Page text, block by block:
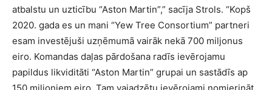
atbalstu un uzticību “Aston Martin”,” sacīja Strols. “Kopš
2020. gada es un mani “Yew Tree Consortium” partneri
esam investējuši uzņēmumā vairāk nekā 700 miljonus
eiro. Komandas daļas pārdošana radīs ievērojamu
papildus likviditāti “Aston Martin” grupai un sastādīs ap
150 miljoniem eiro. Tam vajadzētu ievērojami nomierināt